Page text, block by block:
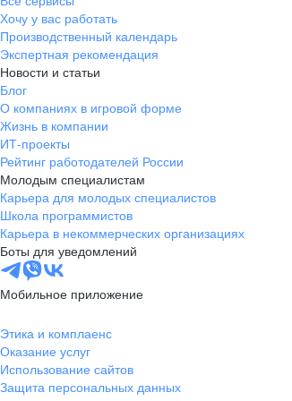
Хочу у вас работать
Производственный календарь
Экспертная рекомендация
Новости и статьи
Блог
О компаниях в игровой форме
Жизнь в компании
ИТ-проекты
Рейтинг работодателей России
Молодым специалистам
Карьера для молодых специалистов
Школа программистов
Карьера в некоммерческих организациях
Боты для уведомлений
Мобильное приложение
Этика и комплаенс
Оказание услуг
Использование сайтов
Защита персональных данных